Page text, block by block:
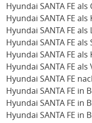
Hyundai SANTA FE als
Hyundai SANTA FE als
Hyundai SANTA FE
Hyundai SANTA FE als
Hyundai SANTA FE
Hyundai SANTA FE als
Hyundai SANTA FE
Hyundai SANTA FE in
Hyundai SANTA FE in
Hyundai SANTA FE in